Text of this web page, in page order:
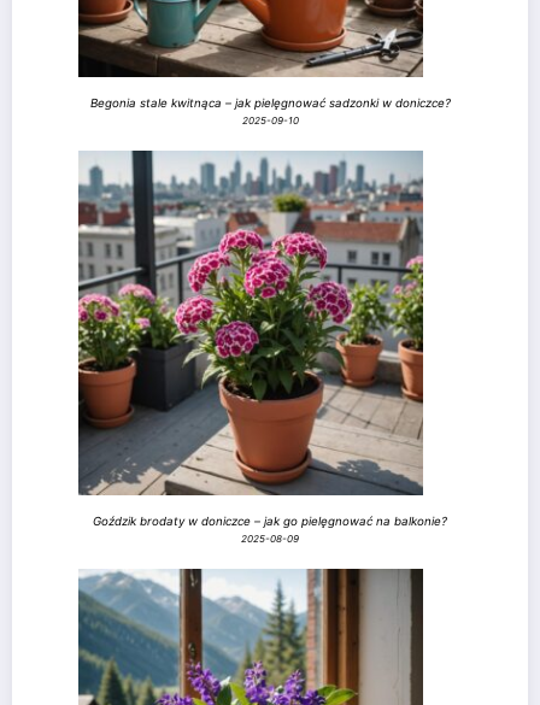
Begonia stale kwitnąca – jak pielęgnować sadzonki w doniczce?
2025-09-10
Goździk brodaty w doniczce – jak go pielęgnować na balkonie?
2025-08-09